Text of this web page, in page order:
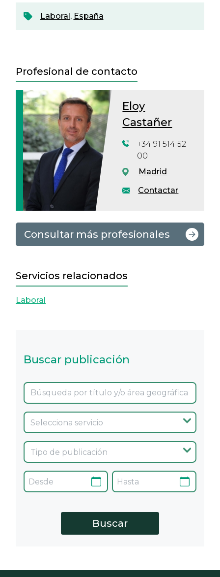
Laboral, España
Profesional de contacto
Eloy
Castañer
Contactar
+34 91 514 52
00
Madrid
Consultar más profesionales
Servicios relacionados
Laboral
Buscar publicación